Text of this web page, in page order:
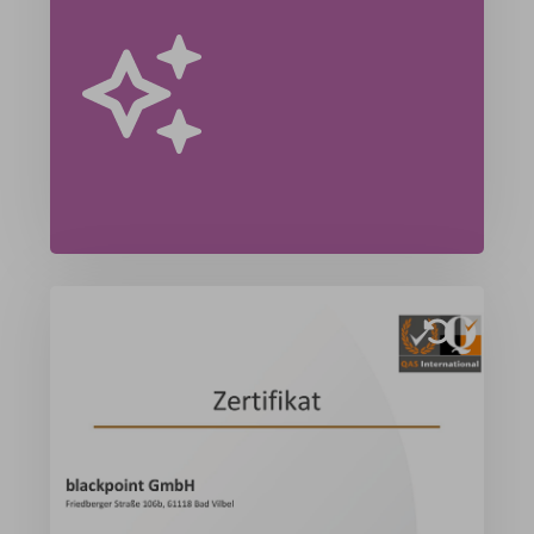
Intelligenz – flexibel einsetzbar, tief
integriert und jederzeit reagierend auf
Zertifizierung nach ISO
27001:2022
Die blackpoint GmbH hat erfolgreich die
erlangt. Dieses international anerkannte
Informationssicherheitsmanagementsystem